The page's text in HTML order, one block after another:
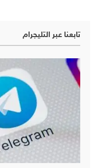
تابعنا عبر التليجرام